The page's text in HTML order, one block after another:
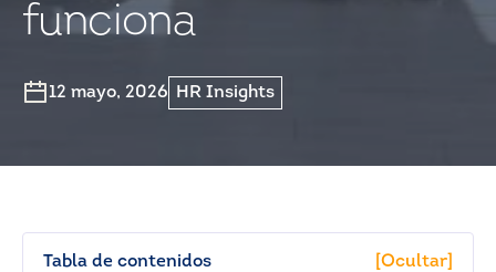
funciona
12 mayo, 2026 HR Insights
Tabla de contenidos [Ocultar]